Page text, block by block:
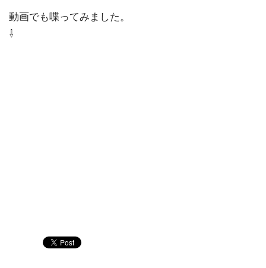
動画でも喋ってみました。
⇩